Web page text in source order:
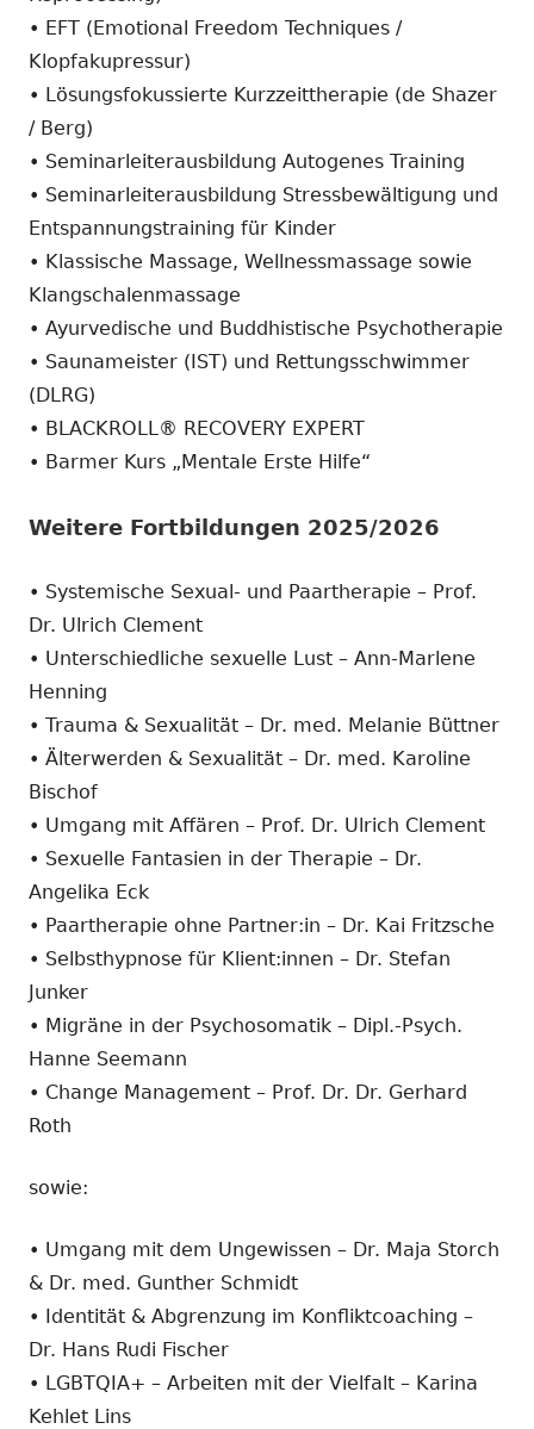
• EFT (Emotional Freedom Techniques /
Klopfakupressur)
• Lösungsfokussierte Kurzzeittherapie (de Shazer
/ Berg)
• Seminarleiterausbildung Autogenes Training
• Seminarleiterausbildung Stressbewältigung und
Entspannungstraining für Kinder
• Klassische Massage, Wellnessmassage sowie
Klangschalenmassage
• Ayurvedische und Buddhistische Psychotherapie
• Saunameister (IST) und Rettungsschwimmer
(DLRG)
• BLACKROLL® RECOVERY EXPERT
• Barmer Kurs „Mentale Erste Hilfe“
Weitere Fortbildungen 2025/2026
• Systemische Sexual- und Paartherapie – Prof.
Dr. Ulrich Clement
• Unterschiedliche sexuelle Lust – Ann-Marlene
Henning
• Trauma & Sexualität – Dr. med. Melanie Büttner
• Älterwerden & Sexualität – Dr. med. Karoline
Bischof
• Umgang mit Affären – Prof. Dr. Ulrich Clement
• Sexuelle Fantasien in der Therapie – Dr.
Angelika Eck
• Paartherapie ohne Partner:in – Dr. Kai Fritzsche
• Selbsthypnose für Klient:innen – Dr. Stefan
Junker
• Migräne in der Psychosomatik – Dipl.-Psych.
Hanne Seemann
• Change Management – Prof. Dr. Dr. Gerhard
Roth
sowie:
• Umgang mit dem Ungewissen – Dr. Maja Storch
& Dr. med. Gunther Schmidt
• Identität & Abgrenzung im Konfliktcoaching –
Dr. Hans Rudi Fischer
• LGBTQIA+ – Arbeiten mit der Vielfalt – Karina
Kehlet Lins